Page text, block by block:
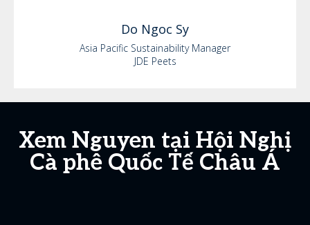
Do Ngoc Sy
Asia Pacific Sustainability Manager
JDE Peets
Xem Nguyen tại Hội Nghị
Cà phê Quốc Tế Châu Á